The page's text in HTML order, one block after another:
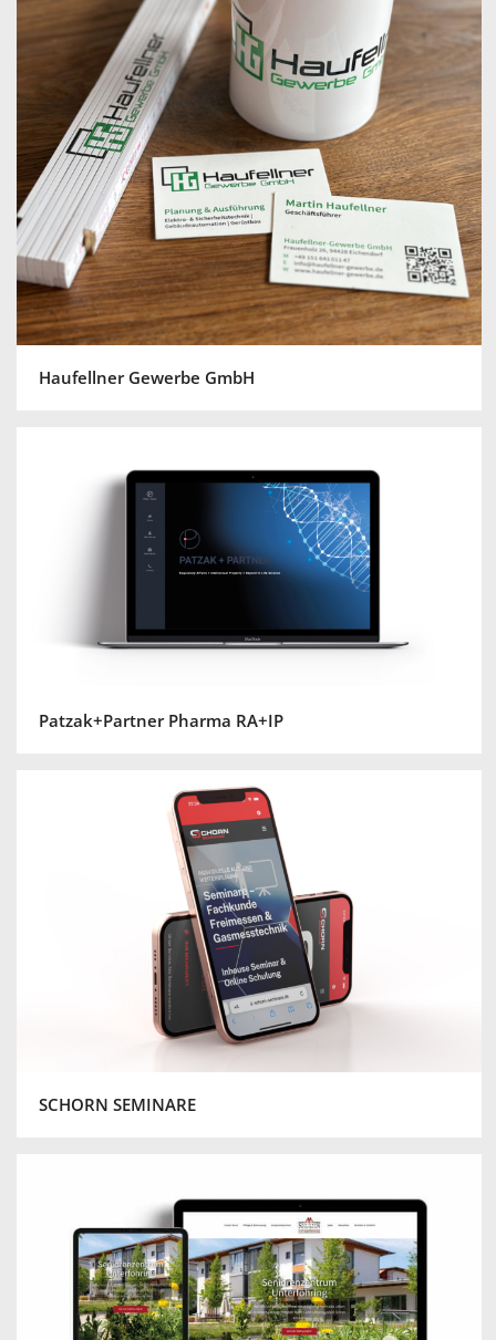
Haufellner Gewerbe GmbH
Patzak+Partner Pharma RA+IP
SCHORN SEMINARE